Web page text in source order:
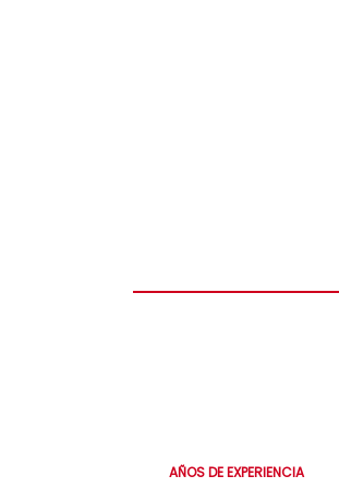
AÑOS DE EXPERIENCIA